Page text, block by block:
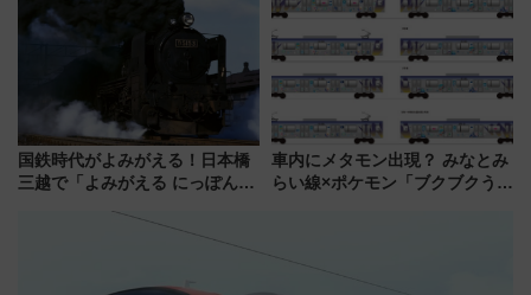
国鉄時代がよみがえる！日本橋
三越で「よみがえる にっぽんの
敬の名作写真も、駅弁フェスも
車内にメタモン出現？ みなとみ
らい線×ポケモン「ブクブクうみ